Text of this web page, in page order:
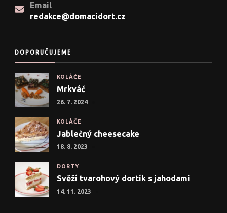
Email
redakce@domacidort.cz
DOPORUČUJEME
KOLÁČE
Mrkváč
26. 7. 2024
KOLÁČE
Jablečný cheesecake
18. 8. 2023
DORTY
Svěží tvarohový dortík s jahodami
14. 11. 2023